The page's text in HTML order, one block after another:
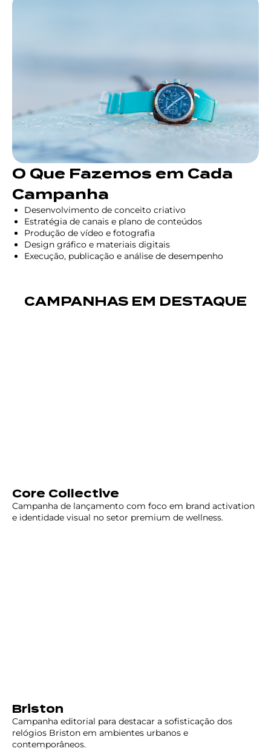
O Que Fazemos em Cada
Campanha
Desenvolvimento de conceito criativo
Estratégia de canais e plano de conteúdos
Produção de vídeo e fotografia
Design gráfico e materiais digitais
Execução, publicação e análise de desempenho
CAMPANHAS EM DESTAQUE
Core Collective
Campanha de lançamento com foco em brand activation
e identidade visual no setor premium de wellness.
Briston
Campanha editorial para destacar a sofisticação dos
relógios Briston em ambientes urbanos e
contemporâneos.